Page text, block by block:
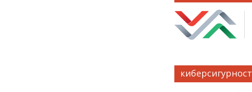
киберсигурност